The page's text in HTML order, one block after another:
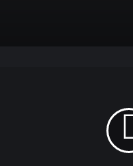
عمر كمال عبد الواحد مع